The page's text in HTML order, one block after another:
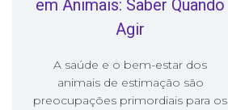
em Animais: Saber Quando
Agir
A saúde e o bem-estar dos
animais de estimação são
preocupações primordiais para os